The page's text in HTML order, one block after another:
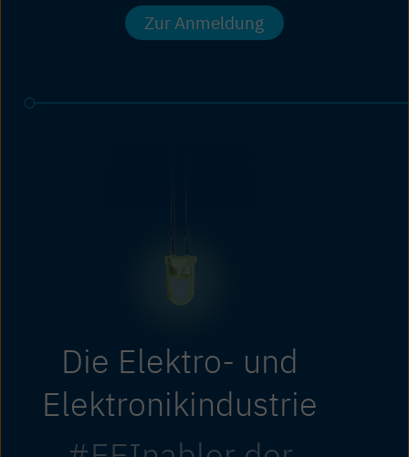
Zur Anmeldung
Die Elektro- und
Elektronikindustrie